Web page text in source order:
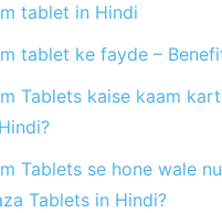
tablet in Hindi
tablet ke fayde –
Tablets kaise kaam
Tablets se hone wale
Tablets in Hindi?